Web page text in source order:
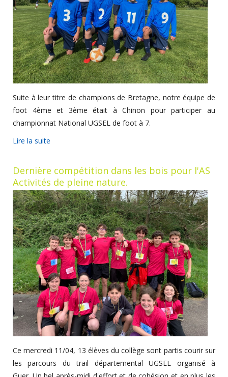
Suite à leur titre de champions de Bretagne, notre équipe de
foot 4ème et 3ème était à Chinon pour participer au
championnat National UGSEL de foot à 7.
Lire la suite
Dernière compétition dans les bois pour l'AS
Activités de pleine nature.
Ce mercredi 11/04, 13 élèves du collège sont partis courir sur
les parcours du trail départemental UGSEL organisé à